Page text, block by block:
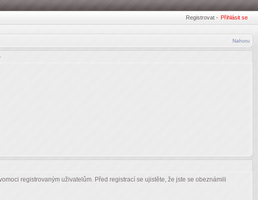
Registrovat • Přihlásit se
Nahoru
registrovaným uživatelům. Před registrací se ujistěte, že jste se obeznámili